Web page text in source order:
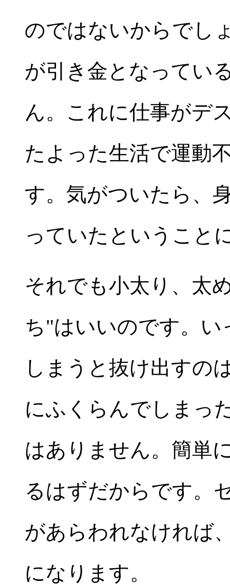
のではないからでし
が引き金となってい
ん。これに仕事がデ
たよった生活で運動
す。気がついたら、
っていたということ
それでも小太り、太
ち"はいいのです。
しまうと抜け出すの
にふくらんでしまっ
はありません。簡単
るはずだからです。
があらわれなければ
になります。